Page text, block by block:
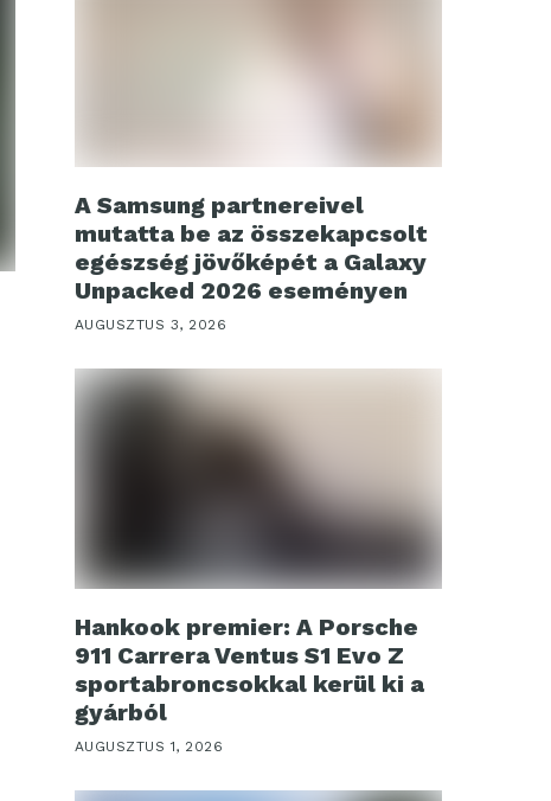
A Samsung partnereivel
mutatta be az összekapcsolt
egészség jövőképét a Galaxy
Unpacked 2026 eseményen
AUGUSZTUS 3, 2026
Hankook premier: A Porsche
911 Carrera Ventus S1 Evo Z
sportabroncsokkal kerül ki a
gyárból
AUGUSZTUS 1, 2026